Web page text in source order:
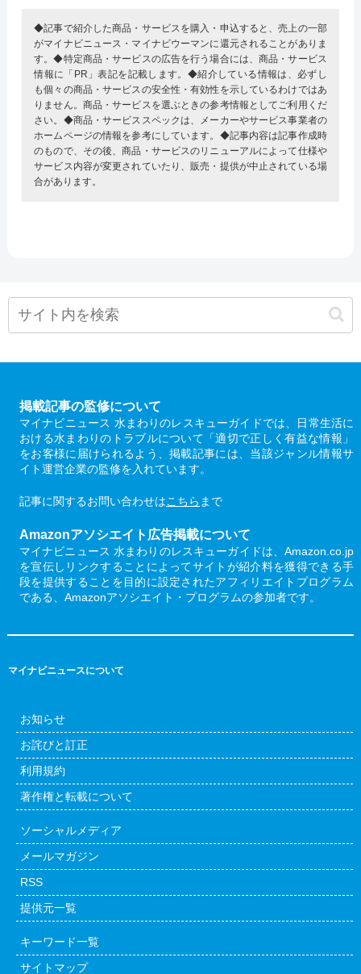
◆記事で紹介した商品・サービスを購入・申込すると、売上の一部
がマイナビニュース・マイナビウーマンに還元されることがありま
す。◆特定商品・サービスの広告を行う場合には、商品・サービス
情報に「PR」表記を記載します。◆紹介している情報は、必ずし
も個々の商品・サービスの安全性・有効性を示しているわけではあ
りません。商品・サービスを選ぶときの参考情報としてご利用くだ
さい。◆商品・サービススペックは、メーカーやサービス事業者の
ホームページの情報を参考にしています。◆記事内容は記事作成時
のもので、その後、商品・サービスのリニューアルによって仕様や
サービス内容が変更されていたり、販売・提供が中止されている場
合があります。
掲載記事の監修について
マイナビニュース 水まわりのレスキューガイドでは、日常生活に
おける水まわりのトラブルについて「適切で正しく有益な情報」
をお客様に届けられるよう、掲載記事には、当該ジャンル情報サ
イト運営企業の監修を入れています。
記事に関するお問い合わせはこちら まで
Amazonアソシエイト広告掲載について
マイナビニュース 水まわりのレスキューガイドは、Amazon.co.jp
を宣伝しリンクすることによってサイトが紹介料を獲得できる手
段を提供することを目的に設定されたアフィリエイトプログラム
である、Amazonアソシエイト・プログラムの参加者です。
マイナビニュースについて
お知らせ
お詫びと訂正
利用規約
著作権と転載について
ソーシャルメディア
メールマガジン
RSS
提供元一覧
キーワード一覧
サイトマップ